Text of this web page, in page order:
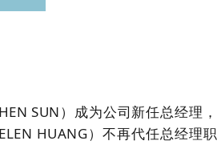
SUN）成为公司新任总经理，
HUANG）不再代任总经理职